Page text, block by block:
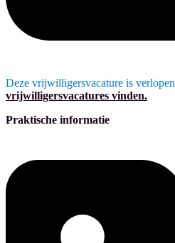
Deze vrijwilligersvacature is verlopen
vrijwilligersvacatures vinden.
Praktische informatie